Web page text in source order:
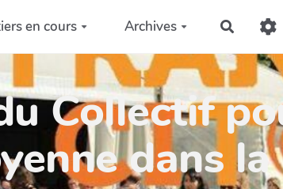
en cours Archives
Collectif
dans